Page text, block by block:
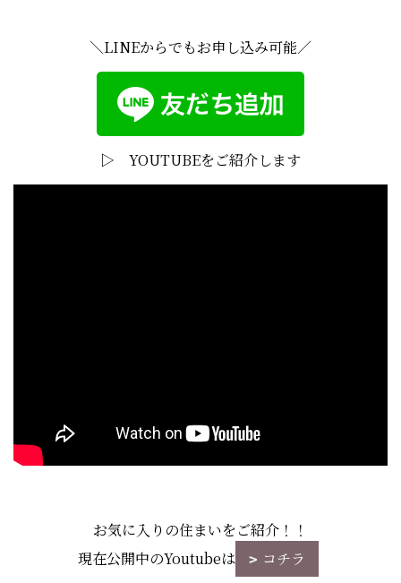
＼LINEからでもお申し込み可能／
▷ YOUTUBEをご紹介します
お気に入りの住まいをご紹介！！
現在公開中のYoutubeは
コチラ